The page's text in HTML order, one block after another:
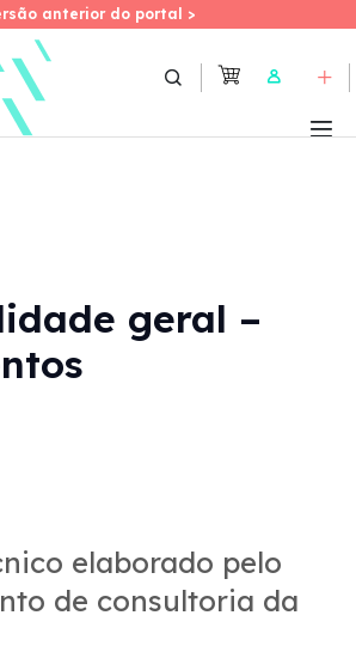
Skip
anterior do portal >
anterior do portal >
User
geral –
elaborado pelo
de consultoria da